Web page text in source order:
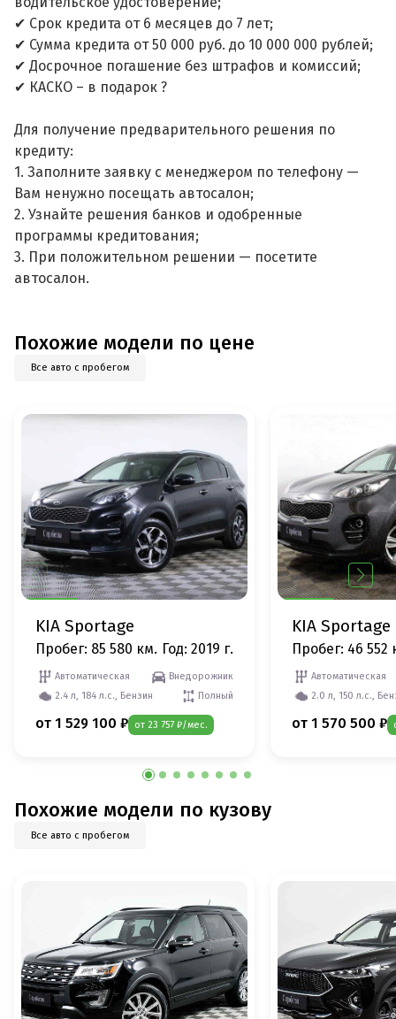
✔ Срок кредита от 6 месяцев до 7 лет;
✔ Сумма кредита от 50 000 руб. до 10 000 000 рублей;
✔ Досрочное погашение без штрафов и комиссий;
✔ КАСКО – в подарок ?
Для получение предварительного решения по
кредиту:
1. Заполните заявку с менеджером по телефону —
Вам ненужно посещать автосалон;
2. Узнайте решения банков и одобренные
программы кредитования;
3. При положительном решении — посетите
автосалон.
Похожие модели по цене
Все авто с пробегом
KIA Sportage
Пробег: 85 580 км. Год: 2019 г.
Автоматическая
Внедорожник
2.4 л, 184 л.с., Бензин
Полный
от 1 529 100 ₽ от 23 757 ₽/мес.
KIA Sportage
Пробег: 46 552
Автоматическая
2.0 л, 150 л.с.,
от 1 570 500 ₽
Похожие модели по кузову
Все авто с пробегом